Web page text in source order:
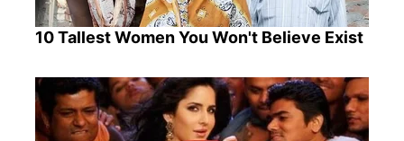
10 Tallest Women You Won't Believe Exist